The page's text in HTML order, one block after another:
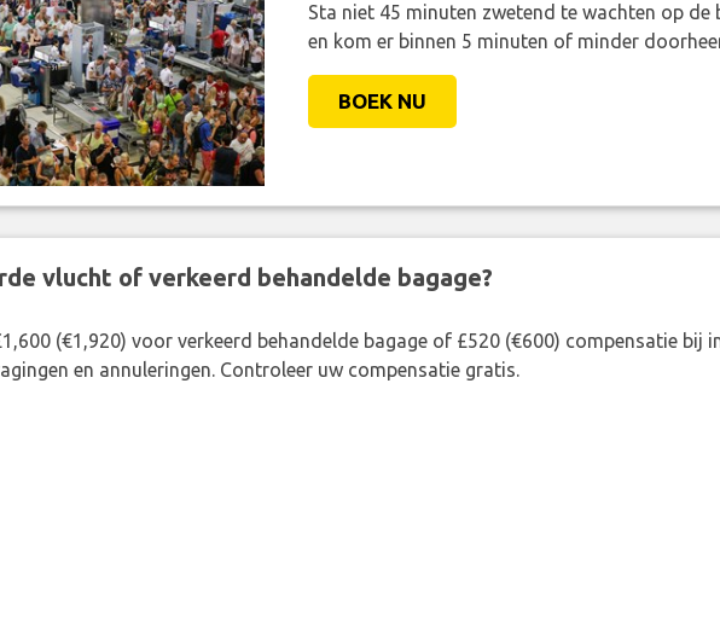
Sta niet 45 minuten zwetend te wachten op de
en kom er binnen 5 minuten of minder
BOEK NU
vlucht of verkeerd behandelde bagage?
(€1,920) voor verkeerd behandelde bagage of £520 (€600) compensatie bij
en annuleringen. Controleer uw compensatie gratis.